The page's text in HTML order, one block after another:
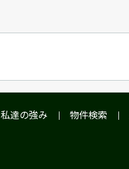
私達の強み 物件検索